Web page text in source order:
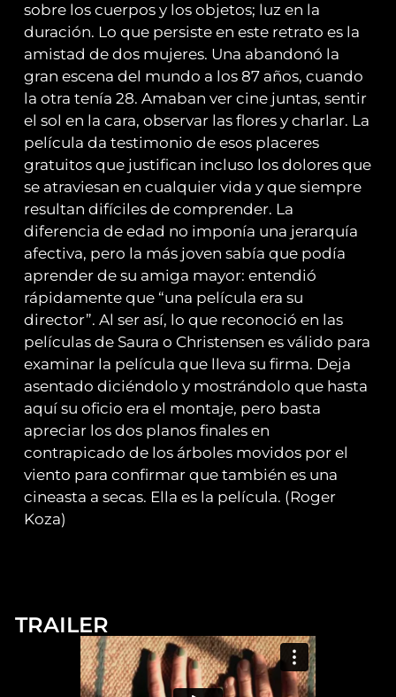
sobre los cuerpos y los objetos; luz en la
duración. Lo que persiste en este retrato es la
amistad de dos mujeres. Una abandonó la
gran escena del mundo a los 87 años, cuando
la otra tenía 28. Amaban ver cine juntas, sentir
el sol en la cara, observar las flores y charlar. La
película da testimonio de esos placeres
gratuitos que justifican incluso los dolores que
se atraviesan en cualquier vida y que siempre
resultan difíciles de comprender. La
diferencia de edad no imponía una jerarquía
afectiva, pero la más joven sabía que podía
aprender de su amiga mayor: entendió
rápidamente que “una película era su
director”. Al ser así, lo que reconoció en las
películas de Saura o Christensen es válido para
examinar la película que lleva su firma. Deja
asentado diciéndolo y mostrándolo que hasta
aquí su oficio era el montaje, pero basta
apreciar los dos planos finales en
contrapicado de los árboles movidos por el
viento para confirmar que también es una
cineasta a secas. Ella es la película. (Roger
Koza)
TRAILER